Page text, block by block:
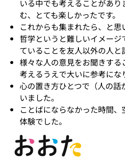
いる中でも考えることがあ
む、とても楽しかったです。
これからも集まれたら、と思
哲学というと難しいイメー
ていることを友人以外の人と
様々な人の意見をお聞きす
考えるうえで大いに参考にな
心の置き方ひとつで（人の
いました。
ことばにならなかった時間
体験でした。